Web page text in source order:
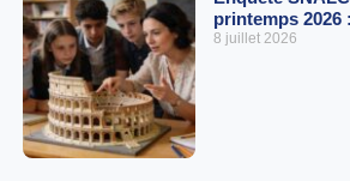
printemps
8 juillet 2026